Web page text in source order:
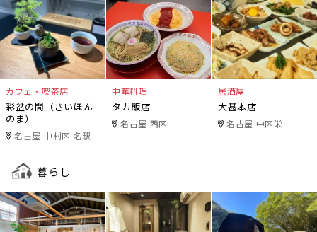
カフェ・喫茶店
彩盆の間（さいほん
のま）
名古屋 中村区 名駅
中華料理
タカ飯店
名古屋 西区
居酒屋
大甚本店
名古屋 中区栄
暮らし